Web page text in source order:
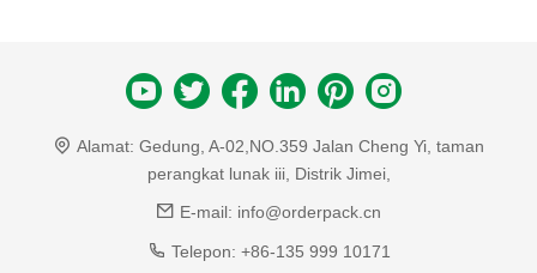
Alamat: Gedung, A-02,NO.359 Jalan Cheng Yi, taman
perangkat lunak iii, Distrik Jimei,
E-mail: info@orderpack.cn
Telepon: +86-135 999 10171